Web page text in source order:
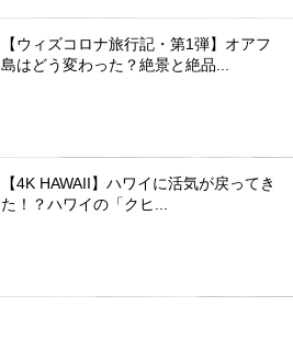
【ウィズコロナ旅行記・第1弾】オアフ
島はどう変わった？絶景と絶品...
【4K HAWAII】ハワイに活気が戻ってき
た！？ハワイの「クヒ...